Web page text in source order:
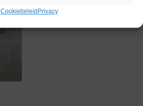
Cookiebeleid Privacy